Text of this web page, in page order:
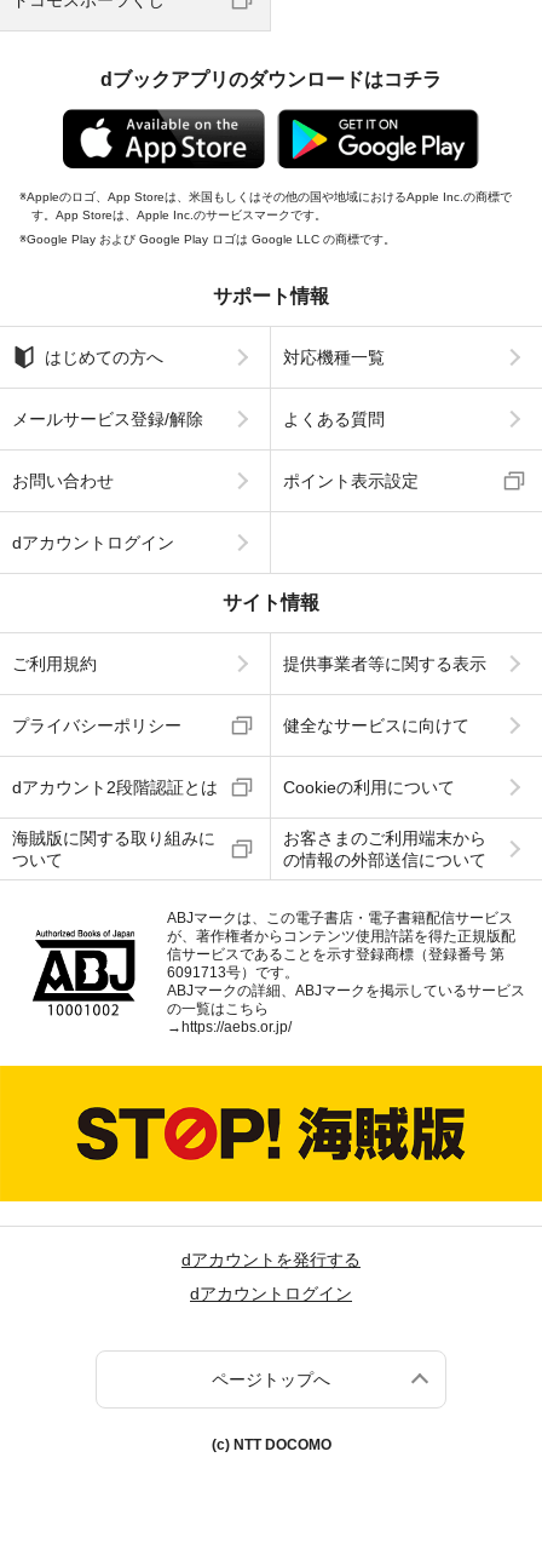
dブックアプリのダウンロードはコチラ
Appleのロゴ、App Storeは、米国もしくはその他の国や地域におけるApple Inc.の商標で
す。App Storeは、Apple Inc.のサービスマークです。
Google Play および Google Play ロゴは Google LLC の商標です。
サポート情報
はじめての方へ 対応機種一覧
メールサービス登録/解除 よくある質問
お問い合わせ ポイント表示設定
dアカウントログイン
サイト情報
ご利用規約 提供事業者等に関する表示
プライバシーポリシー 健全なサービスに向けて
dアカウント2段階認証とは Cookieの利用について
海賊版に関する取り組みに
ついて
お客さまのご利用端末から
の情報の外部送信について
ABJマークは、この電子書店・電子書籍配信サービス
が、著作権者からコンテンツ使用許諾を得た正規版配
信サービスであることを示す登録商標（登録番号 第
6091713号）です。
ABJマークの詳細、ABJマークを掲示しているサービス
の一覧はこちら
→https://aebs.or.jp/
dアカウントを発行する
dアカウントログイン
ページトップへ
(c) NTT DOCOMO